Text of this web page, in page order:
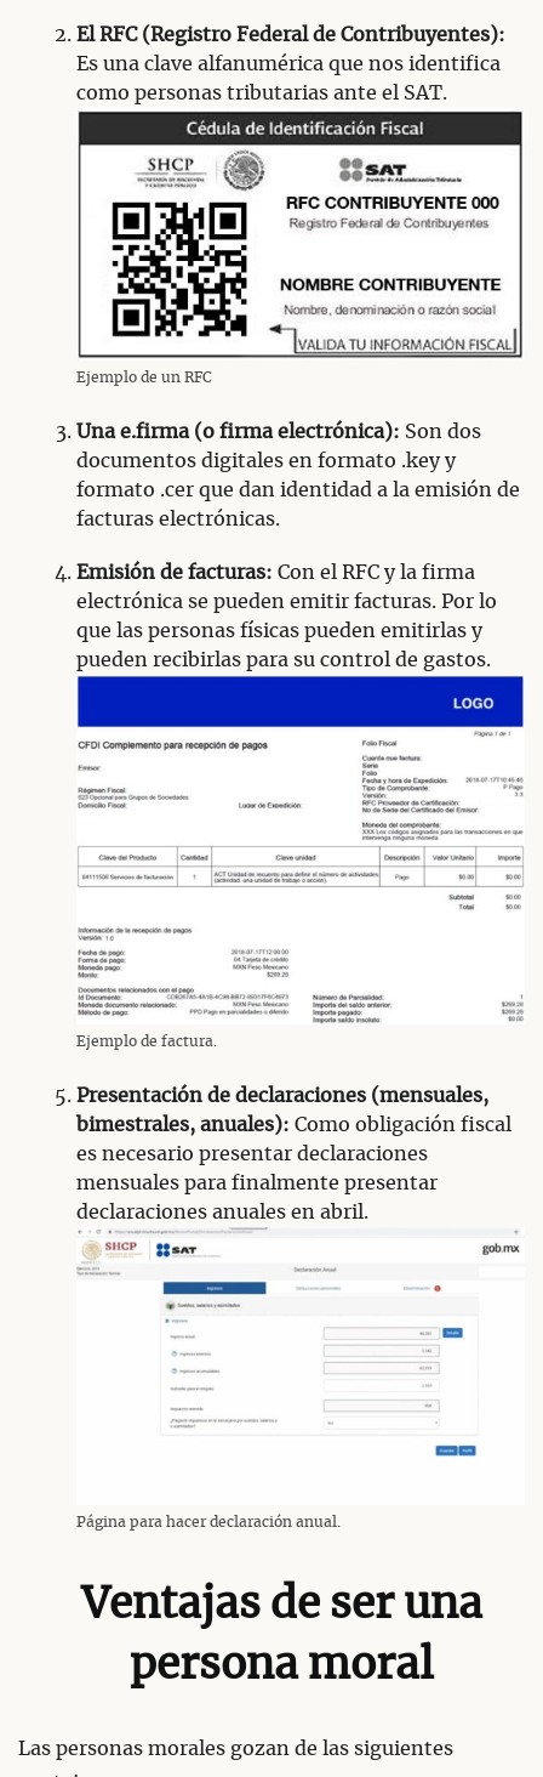
El RFC (Registro Federal de Contribuyentes):
Es una clave alfanumérica que nos identifica
como personas tributarias ante el SAT.
Ejemplo de un RFC
Una e.firma (o firma electrónica): Son dos
documentos digitales en formato .key y
formato .cer que dan identidad a la emisión de
facturas electrónicas.
Emisión de facturas: Con el RFC y la firma
electrónica se pueden emitir facturas. Por lo
que las personas físicas pueden emitirlas y
pueden recibirlas para su control de gastos.
Ejemplo de factura.
Presentación de declaraciones (mensuales,
bimestrales, anuales): Como obligación fiscal
es necesario presentar declaraciones
mensuales para finalmente presentar
declaraciones anuales en abril.
Página para hacer declaración anual.
Ventajas de ser una
persona moral
Las personas morales gozan de las siguientes